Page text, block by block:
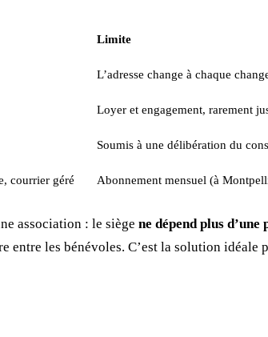
Limite
L’adresse change à chaque
Loyer et engagement, rarement
Soumis à une délibération du
courrier géré Abonnement mensuel (à
association : le siège ne dépend plus d’une
les bénévoles. C’est la solution